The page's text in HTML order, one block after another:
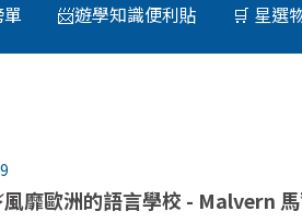
單 📨遊學知識便利貼 🛒 星選
風靡歐洲的語言學校 - Malvern